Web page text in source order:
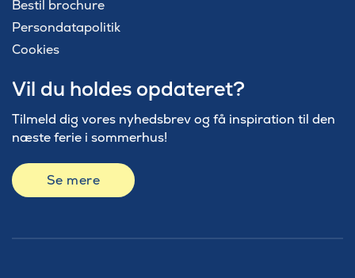
Bestil brochure
Persondatapolitik
Cookies
Vil du holdes opdateret?
Tilmeld dig vores nyhedsbrev og få inspiration til den
næste ferie i sommerhus!
Se mere